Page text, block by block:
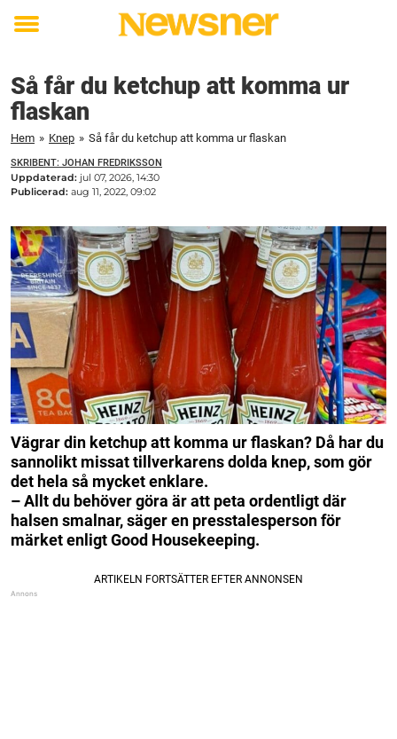
Toggle
Så får du ketchup att komma ur
flaskan
Hem » Knep » Så får du ketchup att komma ur flaskan
SKRIBENT: JOHAN FREDRIKSSON
Uppdaterad: jul 07, 2026, 14:30
Publicerad: aug 11, 2022, 09:02
Vägrar din ketchup att komma ur flaskan? Då har du
sannolikt missat tillverkarens dolda knep, som gör
det hela så mycket enklare.
– Allt du behöver göra är att peta ordentligt där
halsen smalnar, säger en presstalesperson för
märket enligt Good Housekeeping.